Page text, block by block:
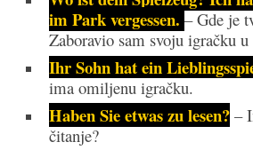
im Park vergessen. – Gde je
Zaboravio sam svoju igračku u
Ihr Sohn hat ein
ima omiljenu igračku.
Haben Sie etwas zu lesen? –
čitanje?